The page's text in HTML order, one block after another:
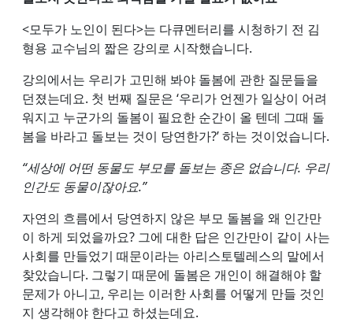
<모두가 노인이 된다>는 다큐멘터리를 시청하기 전 김
형용 교수님의 짧은 강의로 시작했습니다.
강의에서는 우리가 고민해 봐야 돌봄에 관한 질문들을
던졌는데요. 첫 번째 질문은 ‘우리가 언젠가 일상이 어려
워지고 누군가의 돌봄이 필요한 순간이 올 텐데 그때 돌
봄을 바라고 돌보는 것이 당연한가?’ 하는 것이었습니다.
“세상에 어떤 동물도 부모를 돌보는 종은 없습니다. 우리
인간도 동물이잖아요.”
자연의 흐름에서 당연하지 않은 부모 돌봄을 왜 인간만
이 하게 되었을까요? 그에 대한 답은 인간만이 같이 사는
사회를 만들었기 때문이라는 아리스토텔레스의 말에서
찾았습니다. 그렇기 때문에 돌봄은 개인이 해결해야 할
문제가 아니고, 우리는 이러한 사회를 어떻게 만들 것인
지 생각해야 한다고 하셨는데요.